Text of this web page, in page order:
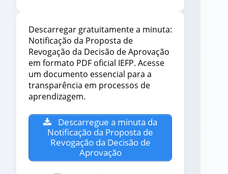
Descarregar gratuitamente a minuta:
Notificação da Proposta de
Revogação da Decisão de Aprovação
em formato PDF oficial IEFP. Acesse
um documento essencial para a
transparência em processos de
aprendizagem.
Descarregue a minuta da
Notificação da Proposta de
Revogação da Decisão de
Aprovação